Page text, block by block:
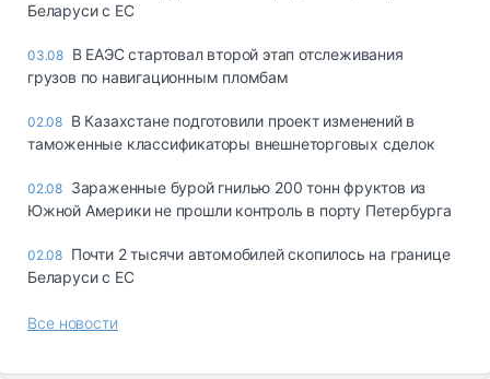
Беларуси с ЕС
03.08 В ЕАЭС стартовал второй этап отслеживания
грузов по навигационным пломбам
02.08 В Казахстане подготовили проект изменений в
таможенные классификаторы внешнеторговых сделок
02.08 Зараженные бурой гнилью 200 тонн фруктов из
Южной Америки не прошли контроль в порту Петербурга
02.08 Почти 2 тысячи автомобилей скопилось на границе
Беларуси с ЕС
Все новости